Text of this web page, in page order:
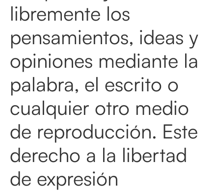
libremente los
pensamientos, ideas y
opiniones mediante la
palabra, el escrito o
cualquier otro medio
de reproducción. Este
derecho a la libertad
de expresión